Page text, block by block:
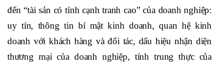
đến “tài sản có tính cạnh tranh cao” của doanh nghiệp:
uy tín, thông tin bí mật kinh doanh, quan hệ kinh
doanh với khách hàng và đối tác, dấu hiệu nhận diện
thương mại của doanh nghiệp, tính trung thực của